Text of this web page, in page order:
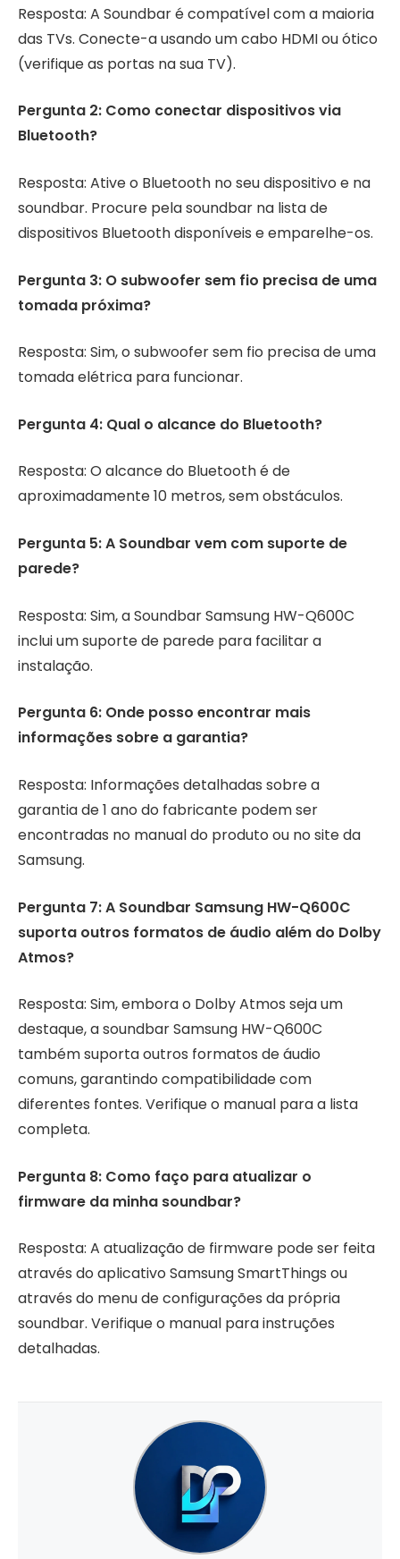
Resposta: A Soundbar é compatível com a maioria
das TVs. Conecte-a usando um cabo HDMI ou ótico
(verifique as portas na sua TV).
Pergunta 2: Como conectar dispositivos via
Bluetooth?
Resposta: Ative o Bluetooth no seu dispositivo e na
soundbar. Procure pela soundbar na lista de
dispositivos Bluetooth disponíveis e emparelhe-os.
Pergunta 3: O subwoofer sem fio precisa de uma
tomada próxima?
Resposta: Sim, o subwoofer sem fio precisa de uma
tomada elétrica para funcionar.
Pergunta 4: Qual o alcance do Bluetooth?
Resposta: O alcance do Bluetooth é de
aproximadamente 10 metros, sem obstáculos.
Pergunta 5: A Soundbar vem com suporte de
parede?
Resposta: Sim, a Soundbar Samsung HW-Q600C
inclui um suporte de parede para facilitar a
instalação.
Pergunta 6: Onde posso encontrar mais
informações sobre a garantia?
Resposta: Informações detalhadas sobre a
garantia de 1 ano do fabricante podem ser
encontradas no manual do produto ou no site da
Samsung.
Pergunta 7: A Soundbar Samsung HW-Q600C
suporta outros formatos de áudio além do Dolby
Atmos?
Resposta: Sim, embora o Dolby Atmos seja um
destaque, a soundbar Samsung HW-Q600C
também suporta outros formatos de áudio
comuns, garantindo compatibilidade com
diferentes fontes. Verifique o manual para a lista
completa.
Pergunta 8: Como faço para atualizar o
firmware da minha soundbar?
Resposta: A atualização de firmware pode ser feita
através do aplicativo Samsung SmartThings ou
através do menu de configurações da própria
soundbar. Verifique o manual para instruções
detalhadas.